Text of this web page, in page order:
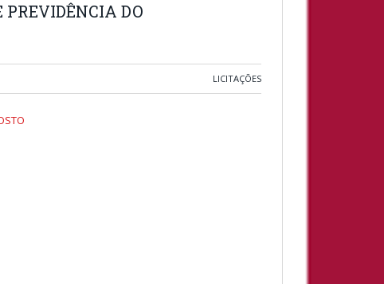
PREVIDÊNCIA DO
LICITAÇÕES